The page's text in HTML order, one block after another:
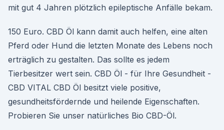
mit gut 4 Jahren plötzlich epileptische Anfälle bekam.
150 Euro. CBD Öl kann damit auch helfen, eine alten
Pferd oder Hund die letzten Monate des Lebens noch
erträglich zu gestalten. Das sollte es jedem
Tierbesitzer wert sein. CBD Öl - für Ihre Gesundheit -
CBD VITAL CBD Öl besitzt viele positive,
gesundheitsfördernde und heilende Eigenschaften.
Probieren Sie unser natürliches Bio CBD-Öl.